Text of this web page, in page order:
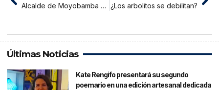
Alcalde de Moyobamba quiere participar en elecciones para gobernación regional ¿Los arbolitos se debilitan?
Últimas Noticias
Kate Rengifo presentará su segundo
poemario en una edición artesanal dedicada